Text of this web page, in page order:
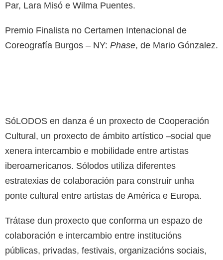
Par, Lara Misó e Wilma Puentes.
Premio Finalista no Certamen Intenacional de
Coreografía Burgos – NY: Phase, de Mario Gónzalez.
SóLODOS en danza é un proxecto de Cooperación
Cultural, un proxecto de ámbito artístico –social que
xenera intercambio e mobilidade entre artistas
iberoamericanos. Sólodos utiliza diferentes
estratexias de colaboración para construír unha
ponte cultural entre artistas de América e Europa.
Trátase dun proxecto que conforma un espazo de
colaboración e intercambio entre institucións
públicas, privadas, festivais, organizacións sociais,